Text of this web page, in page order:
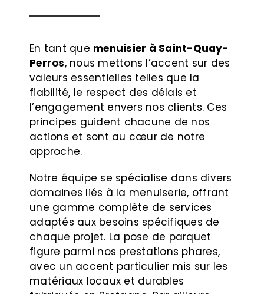
En tant que menuisier à Saint-Quay-
Perros, nous mettons l’accent sur des
valeurs essentielles telles que la
fiabilité, le respect des délais et
l’engagement envers nos clients. Ces
principes guident chacune de nos
actions et sont au cœur de notre
approche.
Notre équipe se spécialise dans divers
domaines liés à la menuiserie, offrant
une gamme complète de services
adaptés aux besoins spécifiques de
chaque projet. La pose de parquet
figure parmi nos prestations phares,
avec un accent particulier mis sur les
matériaux locaux et durables